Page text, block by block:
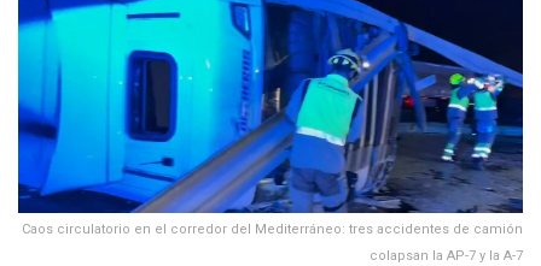
Caos circulatorio en el corredor del Mediterráneo: tres accidentes de camión
colapsan la AP-7 y la A-7